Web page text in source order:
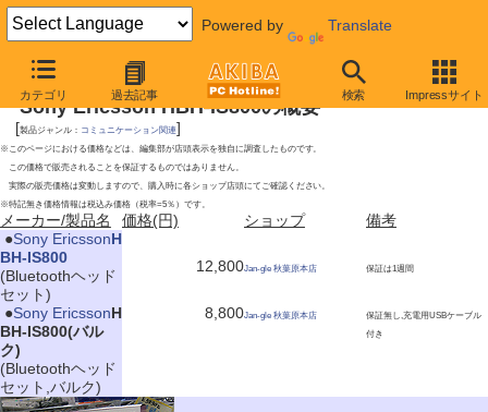
Powered by Translate
カテゴリ 過去記事 検索 Impressサイト
2010年7月10日号
Sony Ericsson HBH-IS800の概要
[製品ジャンル： コミュニケーション関連]
※このページにおける価格などは、編集部が店頭表示を独自に調査したものです。
この価格で販売されることを保証するものではありません。
実際の販売価格は変動しますので、購入時に各ショップ店頭にてご確認ください。
※特記無き価格情報は税込み価格（税率=5％）です。
メーカー/製品名 価格(円) ショップ
備考
●Sony EricssonH
BH-IS800
(Bluetoothヘッド
セット)
12,800Jan-gle 秋葉原本店 保証は1週間
●Sony EricssonH
BH-IS800(バル
ク)
(Bluetoothヘッド
セット,バルク)
8,800Jan-gle 秋葉原本店
保証無し,充電用USBケーブル
付き